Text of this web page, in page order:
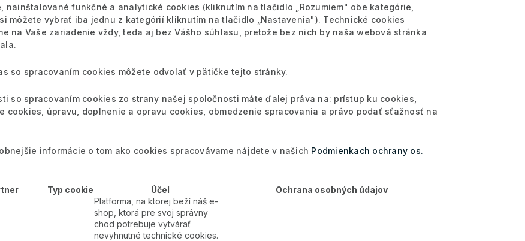
nainštalované funkčné a analytické cookies (kliknutím na tlačidlo „Rozumiem" obe kategórie,
môžete vybrať iba jednu z kategórií kliknutím na tlačidlo „Nastavenia"). Technické cookies
na Vaše zariadenie vždy, teda aj bez Vášho súhlasu, pretože bez nich by naša webová stránka
so spracovaním cookies môžete odvolať v pätičke tejto stránky.
so spracovaním cookies zo strany našej spoločnosti máte ďalej práva na: prístup ku cookies,
cookies, úpravu, doplnenie a opravu cookies, obmedzenie spracovania a právo podať sťažnosť na
informácie o tom ako cookies spracovávame nájdete v našich Podmienkach ochrany os.
Typ cookie Účel Ochrana osobných údajov
Platforma, na ktorej beží náš e-
shop, ktorá pre svoj správny
chod potrebuje vytvárať
nevyhnutné technické cookies.